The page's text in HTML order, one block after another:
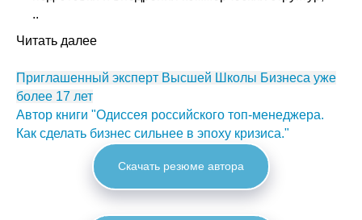
..
Читать далее
Приглашенный эксперт Высшей Школы Бизнеса уже
более 17 лет
Автор книги "Одиссея российского топ-менеджера.
Как сделать бизнес сильнее в эпоху кризиса."
Скачать резюме автора